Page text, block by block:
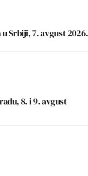
Srbiji, 7. avgust 2026.
8. i 9. avgust